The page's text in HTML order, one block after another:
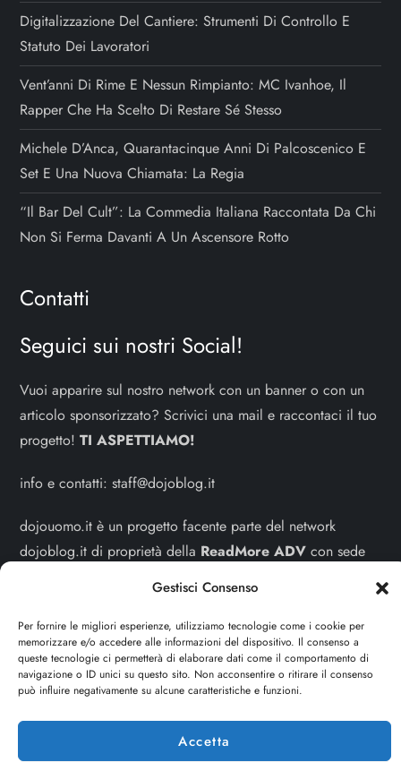
Gestisci Consenso
Per fornire le migliori esperienze, utilizziamo tecnologie come i cookie per
memorizzare e/o accedere alle informazioni del dispositivo. Il consenso a
queste tecnologie ci permetterà di elaborare dati come il comportamento di
navigazione o ID unici su questo sito. Non acconsentire o ritirare il consenso
può influire negativamente su alcune caratteristiche e funzioni.
Accetta
Digitalizzazione Del Cantiere: Strumenti Di Controllo E
Statuto Dei Lavoratori
Vent’anni Di Rime E Nessun Rimpianto: MC Ivanhoe, Il
Rapper Che Ha Scelto Di Restare Sé Stesso
Michele D’Anca, Quarantacinque Anni Di Palcoscenico E
Set E Una Nuova Chiamata: La Regia
“Il Bar Del Cult”: La Commedia Italiana Raccontata Da Chi
Non Si Ferma Davanti A Un Ascensore Rotto
Contatti
Seguici sui nostri Social!
Vuoi apparire sul nostro network con un banner o con un
articolo sponsorizzato? Scrivici una mail e raccontaci il tuo
progetto!TI ASPETTIAMO!
info e contatti:staff@dojoblog.it
dojouomo.it è un progetto facente parte del network
dojoblog.it di proprietà della ReadMore ADV con sede
Sitemap-Privacy Policy -Cookie Policy
Cerca
Cerca